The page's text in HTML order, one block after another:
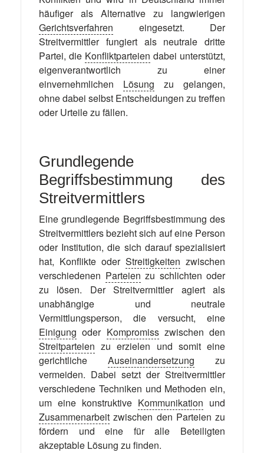
häufiger als Alternative zu langwierigen
Gerichtsverfahren eingesetzt. Der
Streitvermittler fungiert als neutrale dritte
Partei, die Konfliktparteien dabei unterstützt,
eigenverantwortlich zu einer
einvernehmlichen Lösung zu gelangen,
ohne dabei selbst Entscheidungen zu treffen
oder Urteile zu fällen.
Grundlegende
Begriffsbestimmung des
Streitvermittlers
Eine grundlegende Begriffsbestimmung des
Streitvermittlers bezieht sich auf eine Person
oder Institution, die sich darauf spezialisiert
hat, Konflikte oder Streitigkeiten zwischen
verschiedenen Parteien zu schlichten oder
zu lösen. Der Streitvermittler agiert als
unabhängige und neutrale
Vermittlungsperson, die versucht, eine
Einigung oder Kompromisszwischen den
Streitparteien zu erzielen und somit eine
gerichtliche Auseinandersetzung zu
vermeiden. Dabei setzt der Streitvermittler
verschiedene Techniken und Methoden ein,
um eine konstruktive Kommunikation und
Zusammenarbeit zwischen den Parteien zu
fördern und eine für alle Beteiligten
akzeptable Lösung zu finden.